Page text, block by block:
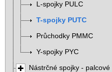
L-spojky PULC
T-spojky PUTC
Průchodky PMMC
Y-spojky PYC
Nástrčné spojky - palcové